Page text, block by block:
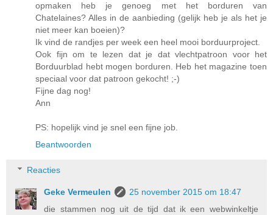
opmaken heb je genoeg met het borduren van
Chatelaines? Alles in de aanbieding (gelijk heb je als het je
niet meer kan boeien)?
Ik vind de randjes per week een heel mooi borduurproject.
Ook fijn om te lezen dat je dat vlechtpatroon voor het
Borduurblad hebt mogen borduren. Heb het magazine toen
speciaal voor dat patroon gekocht! ;-)
Fijne dag nog!
Ann
PS: hopelijk vind je snel een fijne job.
Beantwoorden
Reacties
Geke Vermeulen
25 november 2015 om 18:47
die stammen nog uit de tijd dat ik een webwinkeltje